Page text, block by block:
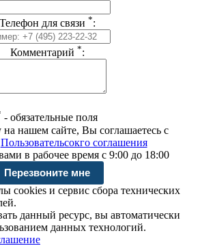
Телефон для связи *:
Комментарий *:
- обязательные поля
на нашем сайте, Вы соглашаетесь с
Пользовательсокго соглашения
в рабочее время с 9:00 до 18:00
cookies и сервис сбора технических
данный ресурс, вы автоматически
данных технологий.